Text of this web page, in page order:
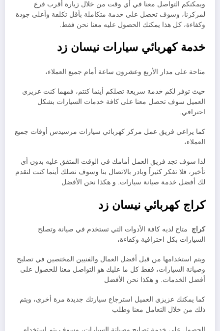
ويمكنكم التواصل معنا في أي وقت من خلال زيارة أقرب فرع
لمركزنا، وسوف تحصل على خدمة متكاملة بأقل تكلفة وأعلى جودة
وكفاءة، كل هذا يمكنك الحصول عليه معنا نحن فقط.
خدمة كهربائي سيارات نيسان زد
متاحة على مدار الأربع وعشرون ساعة أمام جميع العملاء،
حيث توفر لكم خدمة سريعة تصلكم أينما كنتم، فمهما كنت عزيزي
العميل سوف تحصل معنا على كافة خدمات السيارات بشكل
احترافي.
كما يراعي فريق عمل مركز كهربائي سيارات مرسيدس أوقات جميع
العملاء،
لذا سوف تجد فريق العمل أمامك في الوقت المتفق عليه بدون أي
تأخير، فلا تفكر كثيراً وبادر بالاتصال بنا وسوف نصلك أينما كنت لنقدم
لك أفضل خدمة صيانة سيارات. و هكذا نحن الأفضل
كراجكهربائي نيسان زد
كراج متاح لديه كافة الأدوات التي تستخدم في صيانة وتصلح
السيارات بكل احترافية وكفاءة،
ويتم استخدامها من قبل أفضل العمال والفنيين المختصين في تصليح
وصيانة السيارات، فقط كل ما عليك هو التواصل معنا للحصول على
أفضل الخدمات. و هكذا نحن الأفضل
كما يمكنك عزيزي العميل استرجاع سيارتك جديدة مرة أخرى، ويتم
ذلك من خلال التعامل معنا وطلب